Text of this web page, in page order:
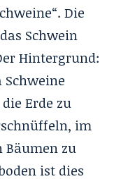
Die
Schwein
Hintergrund:
Erde zu
im
Bäumen zu
ist dies